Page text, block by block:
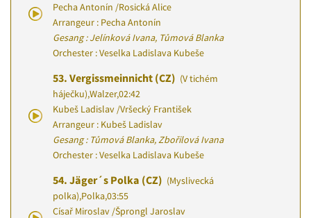
Pecha Antonín /Rosická Alice
Arrangeur : Pecha Antonín
Gesang : Jelínková Ivana, Tůmová Blanka
Orchester : Veselka Ladislava Kubeše
53. Vergissmeinnicht (CZ) (V tichém
háječku),Walzer,02:42
Kubeš Ladislav /Vršecký František
Arrangeur : Kubeš Ladislav
Gesang : Tůmová Blanka, Zbořilová Ivana
Orchester : Veselka Ladislava Kubeše
54. Jäger´s Polka (CZ) (Myslivecká
polka),Polka,03:55
Císař Miroslav /Šprongl Jaroslav